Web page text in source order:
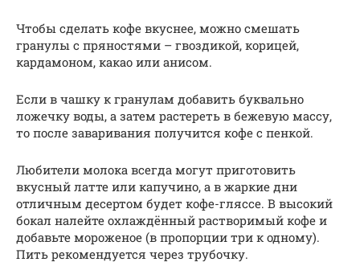
Чтобы сделать кофе вкуснее, можно смешать
гранулы с пряностями – гвоздикой, корицей,
кардамоном, какао или анисом.
Если в чашку к гранулам добавить буквально
ложечку воды, а затем растереть в бежевую массу,
то после заваривания получится кофе с пенкой.
Любители молока всегда могут приготовить
вкусный латте или капучино, а в жаркие дни
отличным десертом будет кофе-гляссе. В высокий
бокал налейте охлаждённый растворимый кофе и
добавьте мороженое (в пропорции три к одному).
Пить рекомендуется через трубочку.